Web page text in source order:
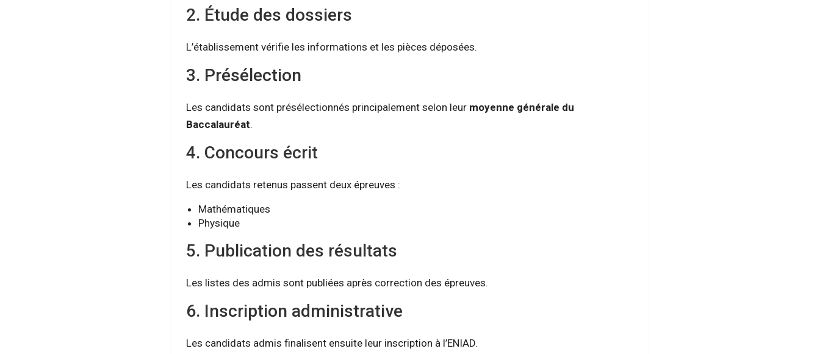
2. Étude des dossiers
L’établissement vérifie les informations et les pièces déposées.
3. Présélection
Les candidats sont présélectionnés principalement selon leur moyenne générale du
Baccalauréat.
4. Concours écrit
Les candidats retenus passent deux épreuves :
Mathématiques
Physique
5. Publication des résultats
Les listes des admis sont publiées après correction des épreuves.
6. Inscription administrative
Les candidats admis finalisent ensuite leur inscription à l’ENIAD.